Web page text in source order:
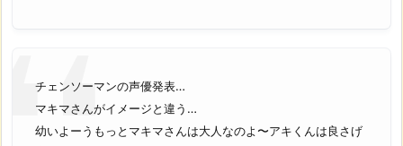
チェンソーマンの声優発表…
マキマさんがイメージと違う…
幼いよーうもっとマキマさんは大人なのよ〜アキくんは良さげ